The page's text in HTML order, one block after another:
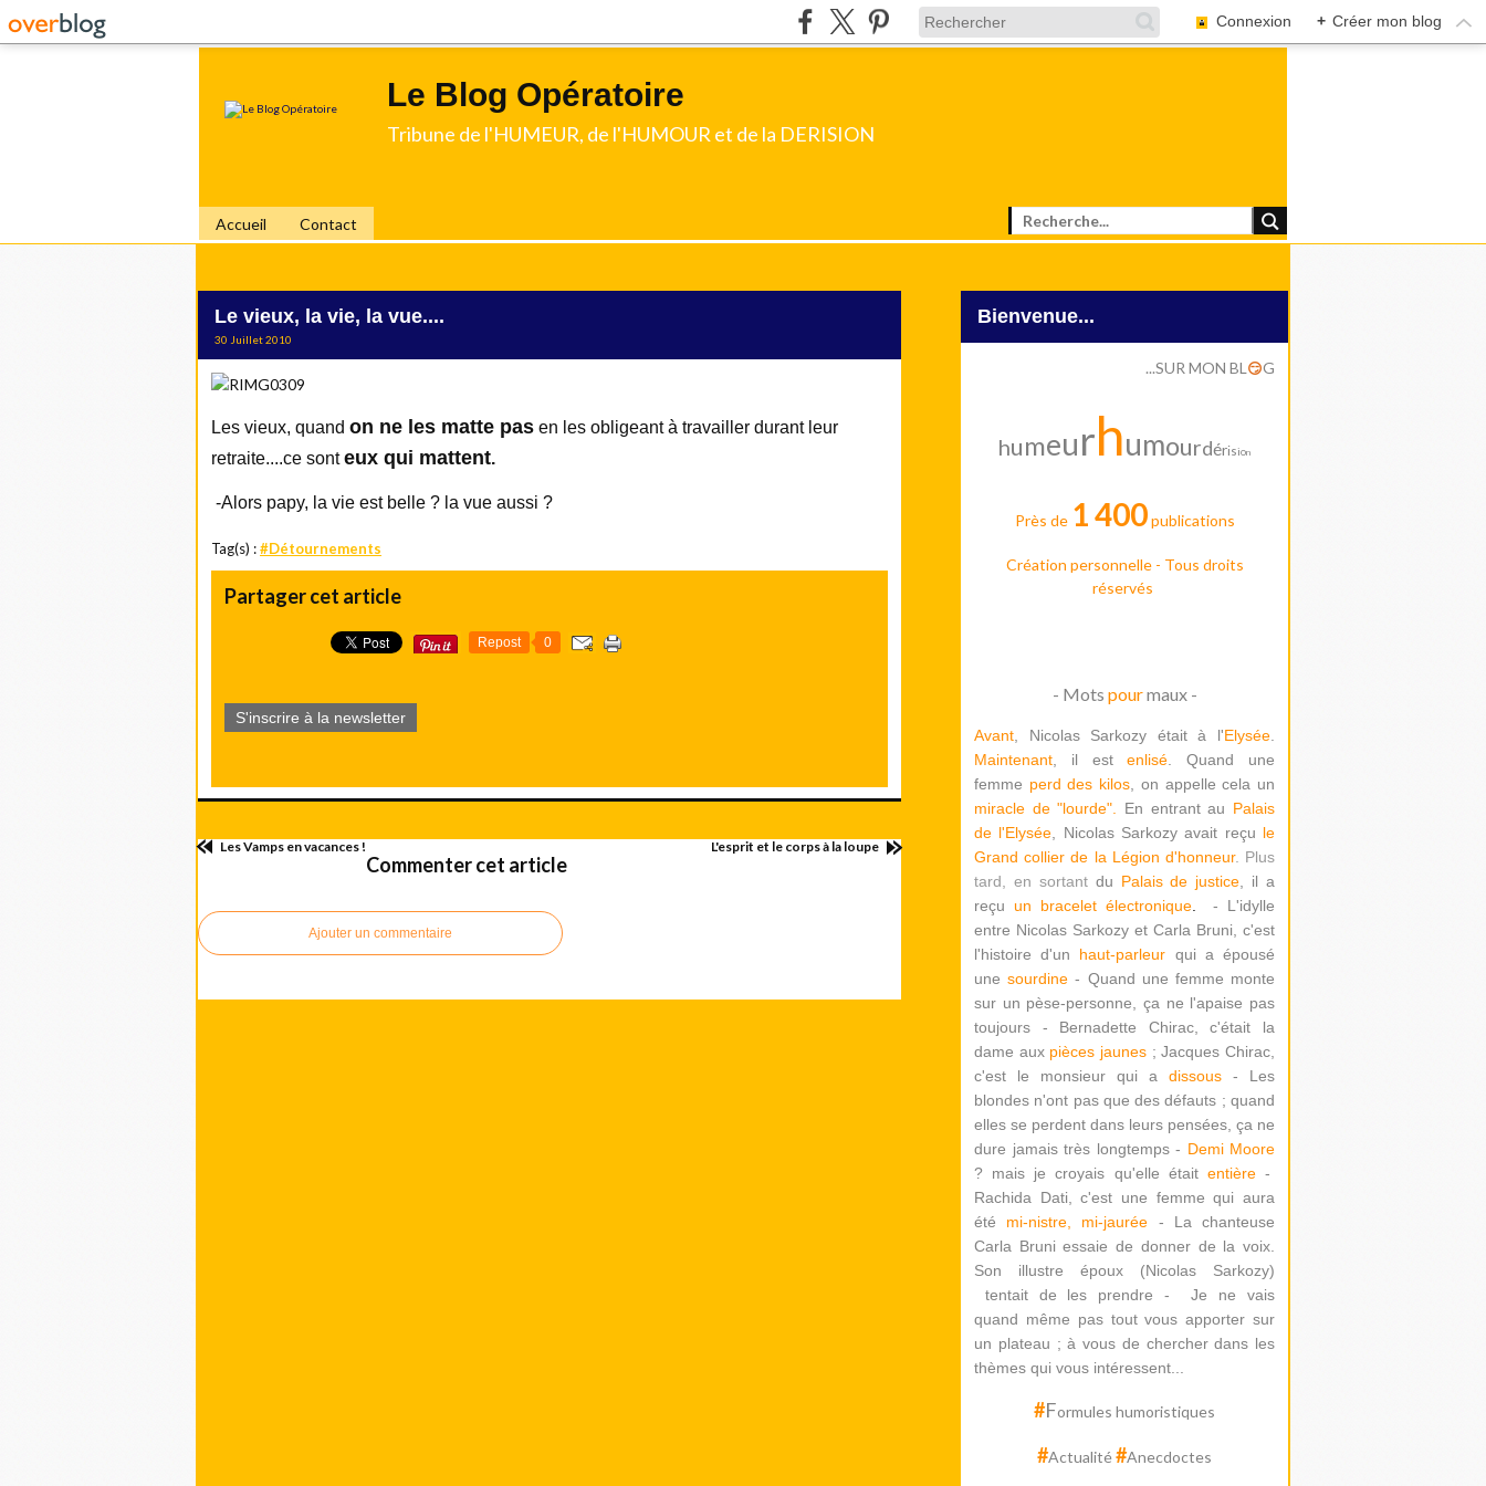
Connexion + Créer mon blog
Le Blog Opératoire
Tribune de l'HUMEUR, de l'HUMOUR et de la DERISION
Accueil Contact
Le vieux, la vie, la vue....
30 Juillet 2010
Les vieux, quand on ne les matte pas en les obligeant à travailler durant leur
retraite....ce sonteux qui mattent.
-Alors papy, la vie est belle ? la vue aussi ?
Tag(s) :#Détournements
Partager cet article
Repost 0
S'inscrire à la newsletter
Les Vamps en vacances ! L'esprit et le corps à la loupe
Commenter cet article
Ajouter un commentaire
Bienvenue...
...SUR MON BL 😏G
humeurhumourdérision
Près de 1 400 publications
Création personnelle - Tous droits
réservés
- Mots pourmaux -
Avant , Nicolas Sarkozy était à l'Elysée
Maintenant , il estenlisé . Quand une
femme perd des kilos , on appelle cela un
miracle de "lourde". En entrant au Palais
de l'Elysée , Nicolas Sarkozy avait reçu le
Grand collier de la Légion d'honneur. Plus
tard, en sortantdu Palais de justice , il a
reçu un bracelet électronique.
- L'idylle
entre Nicolas Sarkozy et Carla Bruni, c'est
l'histoire d'un haut-parleur qui a épousé
unesourdine - Quand une femme monte
sur un pèse-personne, ça ne l'apaise pas
toujours - Bernadette Chirac, c'était la
dame aux pièces jaunes ; Jacques Chirac,
c'est le monsieur qui a dissous - Les
blondes n'ont pas que des défauts ; quand
elles se perdent dans leurs pensées, ça ne
dure jamais très longtemps - Demi Moore
? mais je croyais qu'elle étaitentière-
Rachida Dati , c'est une femme qui aura
été mi-nistre, mi-jaurée -
La chanteuse
Carla Bruni essaie de donner de la voix.
Son illustre époux (Nicolas Sarkozy)
tentait de les prendre - Je ne vais
quand même pas tout vous apporter sur
un plateau ; à vous de chercher dans les
thèmes qui vous intéressent...
#Formules humoristiques
#Actualité#Anecdoctes